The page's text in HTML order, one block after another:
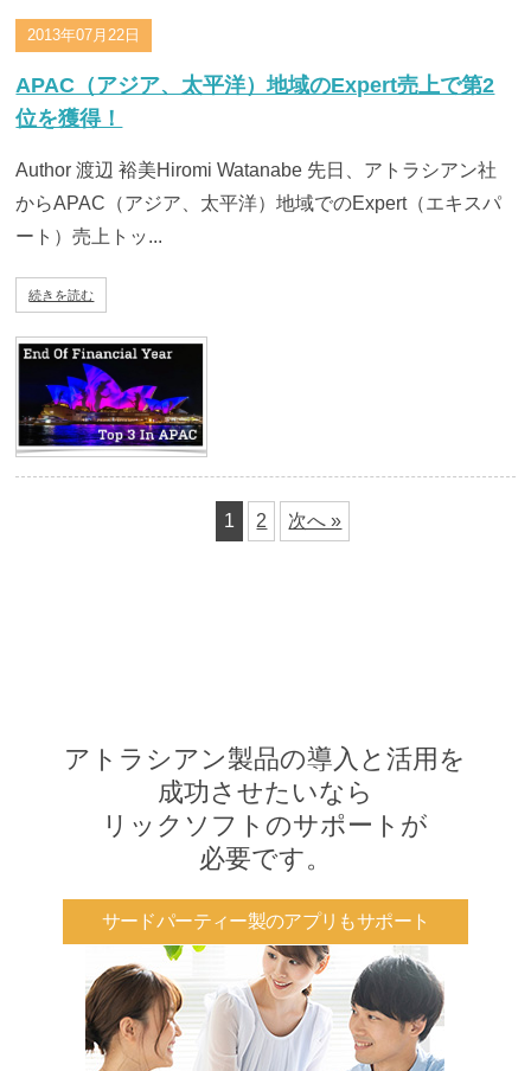
2013年07月22日
APAC（アジア、太平洋）地域のExpert売上で第2
位を獲得！
Author 渡辺 裕美Hiromi Watanabe 先日、アトラシアン社
からAPAC（アジア、太平洋）地域でのExpert（エキスパ
ート）売上トッ...
続きを読む
1 2 次へ »
アトラシアン製品の導入と活用を
成功させたいなら
リックソフトのサポートが
必要です。
サードパーティー製のアプリもサポート